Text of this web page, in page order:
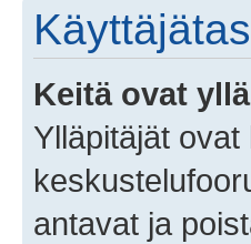
Keitä ovat
Ylläpitäjät
antavat ja